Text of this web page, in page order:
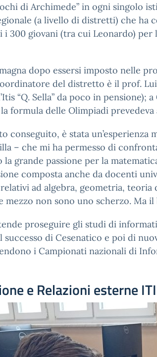
di Archimede” in ogni singolo
(a livello di distretti) che ha
i 300 giovani (tra cui Leonardo) per
dopo essersi imposto nelle
del distretto è il prof.
“Q. Sella” da poco in pensione);
formula delle Olimpiadi prevedeva
conseguito, è stata un’esperienza
– che mi ha permesso di
grande passione per la
composta anche da docenti
ad algebra, geometria, teoria
non sono uno scherzo. Ma il
proseguire gli studi di
successo di Cesenatico e poi di
i Campionati nazionali di
e Relazioni esterne